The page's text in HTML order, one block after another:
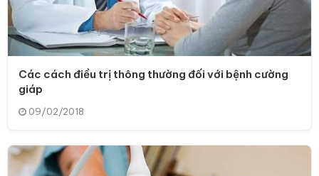
Các cách điều trị thông thường đối với bệnh cường
giáp
09/02/2018